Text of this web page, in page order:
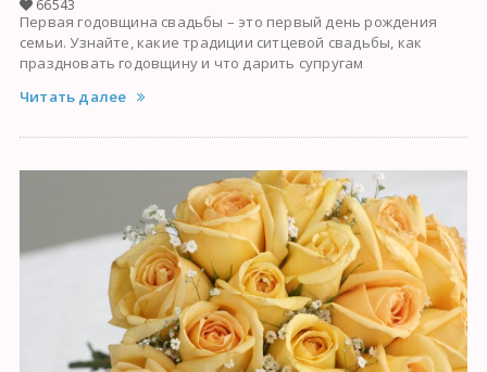
66543
Первая годовщина свадьбы – это первый день рождения
семьи. Узнайте, какие традиции ситцевой свадьбы, как
праздновать годовщину и что дарить супругам
Читать далее